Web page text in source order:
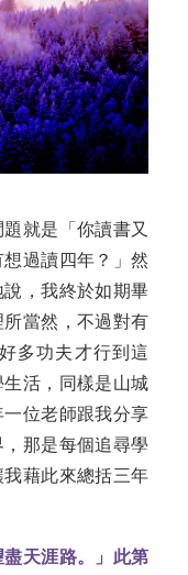
就是「你讀書又
過讀四年？」然
，我終於如期畢
當然，不過對有
多功夫才行到這
活，同樣是山城
位老師跟我分享
那是每個追尋學
藉此來總括三年
盡天涯路。」此第